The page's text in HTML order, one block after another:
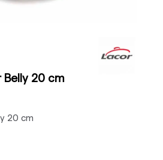
Belly 20 cm
20 cm